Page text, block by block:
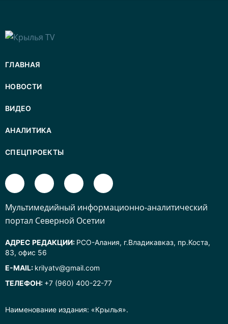
Наименование издания: «Крылья».
ГЛАВНАЯ
НОВОСТИ
ВИДЕО
АНАЛИТИКА
СПЕЦПРОЕКТЫ
Mультимедийный информационно-аналитический
портал Северной Осетии
АДРЕС РЕДАКЦИИ: РСО-Алания, г.Владикавказ, пр.Коста,
83, офис 56
E-MAIL: krilyatv@gmail.com
ТЕЛЕФОН: +7 (960) 400-22-77